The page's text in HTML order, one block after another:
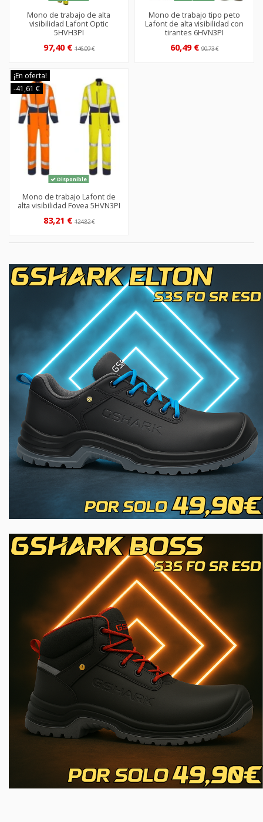
Mono de trabajo de alta
visibilidad Lafont Optic
5HVH3PI
97,40 €146,09 €
Mono de trabajo tipo peto
Lafont de alta visibilidad con
tirantes 6HVN3PI
60,49 €90,73 €
¡En oferta!
-41,61 €
Disponible
Mono de trabajo Lafont de
alta visibilidad Fovea 5HVN3PI
83,21 €124,82 €